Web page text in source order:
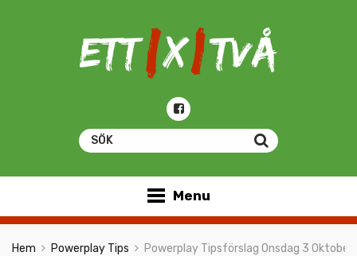
Menu
Hem Powerplay Tips Powerplay Tipsförslag Onsdag 3 Oktober